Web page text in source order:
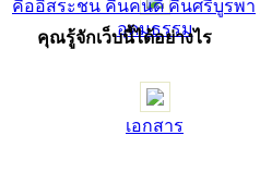
คืออิสระชน คืนคนดี คืนศรีบูรพา
คุณรู้จักเว็บนี้ได้อย่างไร
อุดมธรรม
เอกสาร